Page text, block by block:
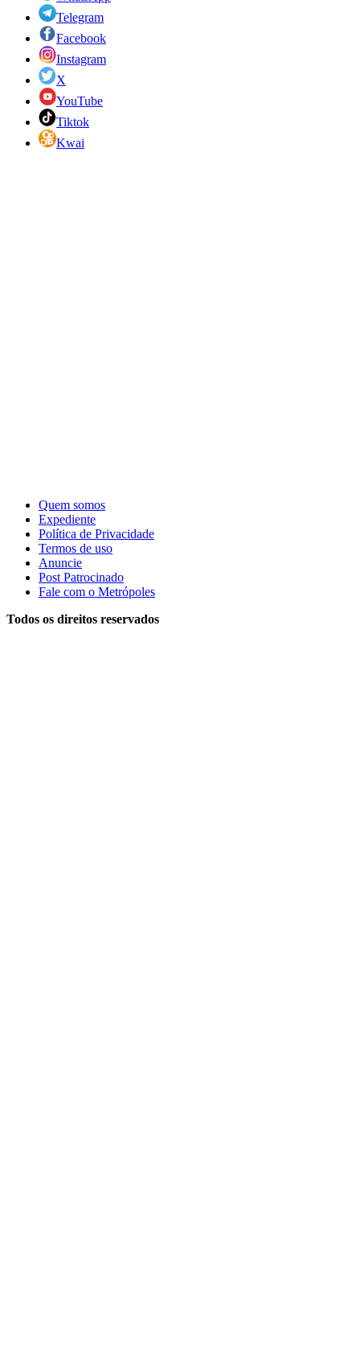
Telegram
Facebook
Instagram
X
YouTube
Tiktok
Kwai
Quem somos
Expediente
Política de Privacidade
Termos de uso
Anuncie
Post Patrocinado
Fale com o Metrópoles
Todos os direitos reservados